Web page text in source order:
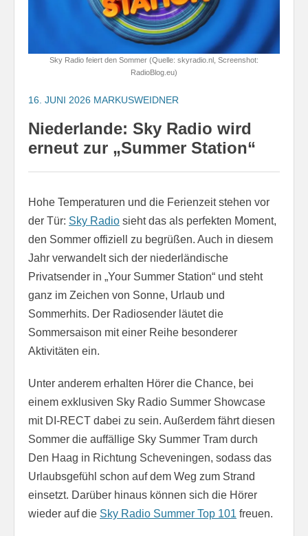
Sky Radio feiert den Sommer (Quelle: skyradio.nl, Screenshot:
RadioBlog.eu)
16. JUNI 2026 MARKUSWEIDNER
Niederlande: Sky Radio wird
erneut zur „Summer Station“
Hohe Temperaturen und die Ferienzeit stehen vor
der Tür: Sky Radio sieht das als perfekten Moment,
den Sommer offiziell zu begrüßen. Auch in diesem
Jahr verwandelt sich der niederländische
Privatsender in „Your Summer Station“ und steht
ganz im Zeichen von Sonne, Urlaub und
Sommerhits. Der Radiosender läutet die
Sommersaison mit einer Reihe besonderer
Aktivitäten ein.
Unter anderem erhalten Hörer die Chance, bei
einem exklusiven Sky Radio Summer Showcase
mit DI-RECT dabei zu sein. Außerdem fährt diesen
Sommer die auffällige Sky Summer Tram durch
Den Haag in Richtung Scheveningen, sodass das
Urlaubsgefühl schon auf dem Weg zum Strand
einsetzt. Darüber hinaus können sich die Hörer
wieder auf die Sky Radio Summer Top 101 freuen.